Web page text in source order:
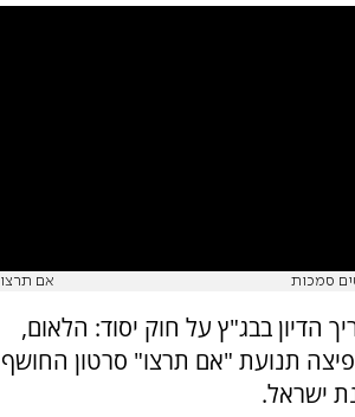
סמכות אם תרצו
הדיון בבג"ץ על חוק יסוד: הלאום,
תנועת "אם תרצו" סרטון החושף
ישראל.